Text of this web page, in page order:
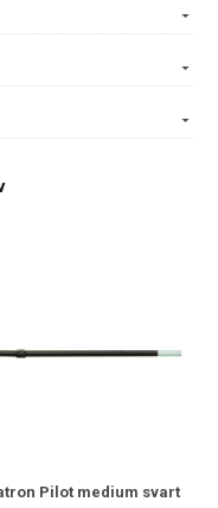
Pilot medium svart